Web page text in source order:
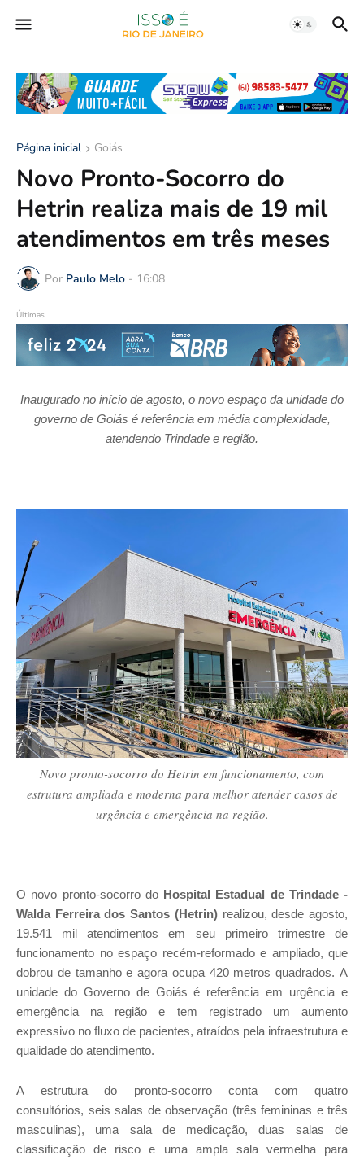
Página inicial Goiás
Novo Pronto-Socorro do
Hetrin realiza mais de 19 mil
atendimentos em três meses
Por Paulo Melo - 16:08
Últimas
Inaugurado no início de agosto, o novo espaço da unidade do
governo de Goiás é referência em média complexidade,
atendendo Trindade e região.
Novo pronto-socorro do Hetrin em funcionamento, com
estrutura ampliada e moderna para melhor atender casos de
urgência e emergência na região.
O novo pronto-socorro do Hospital Estadual de Trindade -
Walda Ferreira dos Santos (Hetrin)realizou, desde agosto,
19.541 mil atendimentos em seu primeiro trimestre de
funcionamento no espaço recém-reformado e ampliado, que
dobrou de tamanho e agora ocupa 420 metros quadrados. A
unidade do Governo de Goiás é referência em urgência e
emergência na região e tem registrado um aumento
expressivo no fluxo de pacientes, atraídos pela infraestrutura e
qualidade do atendimento.
A estrutura do pronto-socorro conta
com quatro
consultórios, seis salas de observação (três femininas e três
masculinas), uma sala de medicação, duas salas de
classificação de risco e uma ampla sala vermelha para